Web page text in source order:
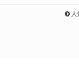
人